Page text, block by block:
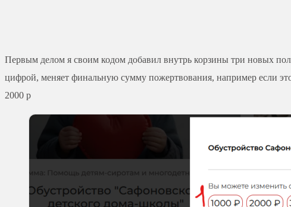
Первым делом я своим кодом добавил внутрь корзины три новых
цифрой, меняет финальную сумму пожертвования, например если
2000 р